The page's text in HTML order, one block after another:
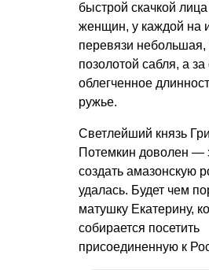
быстрой скачкой
женщин, у каждой на
перевязи
позолотой сабля, а за
облегченное
ружье.
Светлейший князь
Потемкин доволен —
создать амазонскую
удалась. Будет чем
матушку Екатерину,
собирается посетить
присоединенную к